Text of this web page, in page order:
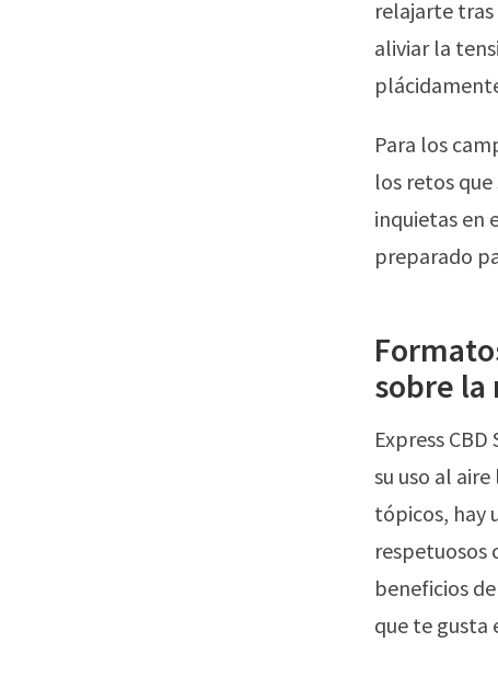
relajarte
aliviar la
Para los
los retos que
inquietas en
preparado
sobre la
Express
su uso al
tópicos, hay
respetuosos
beneficios
que te gusta